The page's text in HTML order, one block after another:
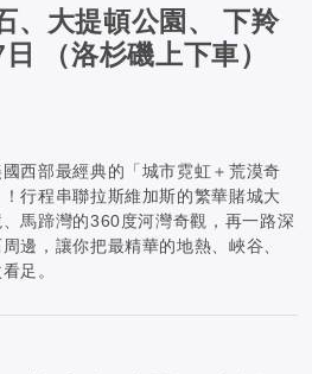
、大提頓公園、 下羚
（洛杉磯上下車）
西部最經典的「城市霓虹＋荒漠奇
行程串聯拉斯維加斯的繁華賭城大
馬蹄灣的360度河灣奇觀，再一路深
邊，讓你把最精華的地熱、峽谷、
足。